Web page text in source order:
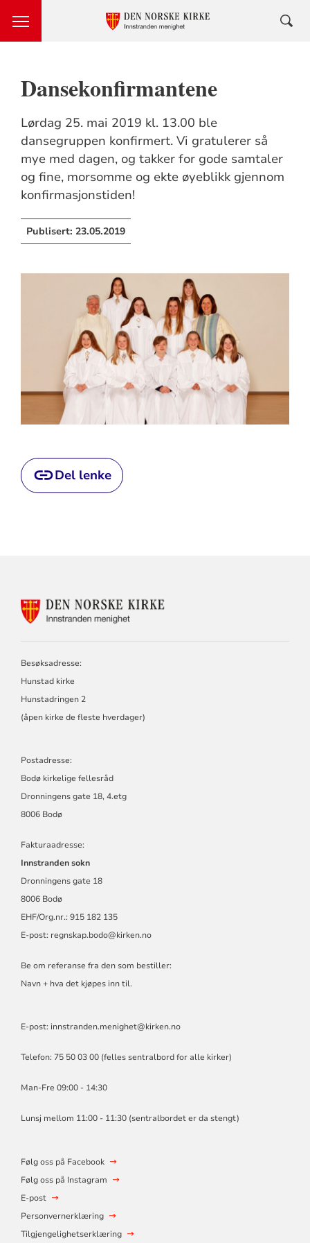
Dansekonfirmantene
Lørdag 25. mai 2019 kl. 13.00 ble
dansegruppen konfirmert. Vi gratulerer så
mye med dagen, og takker for gode samtaler
og fine, morsomme og ekte øyeblikk gjennom
konfirmasjonstiden!
Publisert: 23.05.2019
Del lenke
Besøksadresse:
Hunstad kirke
Hunstadringen 2
(åpen kirke de fleste hverdager)
Postadresse:
Bodø kirkelige fellesråd
Dronningens gate 18, 4.etg
8006 Bodø
Fakturaadresse:
Innstranden sokn
Dronningens gate 18
8006 Bodø
EHF/Org.nr.: 915 182 135
E-post: regnskap.bodo@kirken.no
Be om referanse fra den som bestiller:
Navn + hva det kjøpes inn til.
E-post: innstranden.menighet@kirken.no
Telefon: 75 50 03 00 (felles sentralbord for alle kirker)
Man-Fre 09:00 - 14:30
Lunsj mellom 11:00 - 11:30 (sentralbordet er da stengt)
Følg oss på Facebook
Følg oss på Instagram
E-post
Personvernerklæring
Tilgjengelighetserklæring